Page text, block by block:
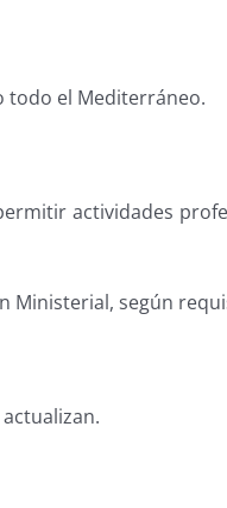
todo el Mediterráneo.
actividades
Ministerial, según